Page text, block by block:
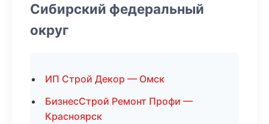
Сибирский федеральный
округ
ИП Строй Декор — Омск
БизнесСтрой Ремонт Профи —
Красноярск